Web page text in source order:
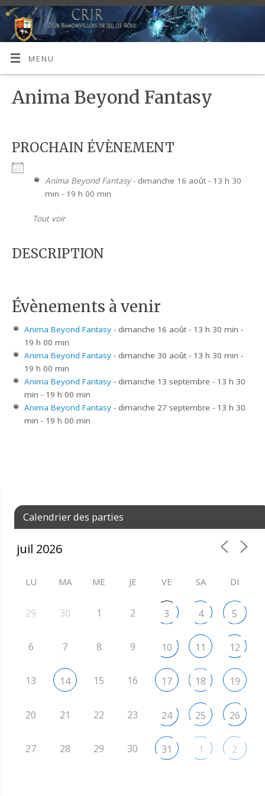
MENU
Anima Beyond Fantasy
PROCHAIN ÉVÈNEMENT
Anima Beyond Fantasy- dimanche 16 août - 13 h 30
min - 19 h 00 min
Tout voir
DESCRIPTION
Évènements à venir
Anima Beyond Fantasy- dimanche 16 août - 13 h 30 min -
19 h 00 min
Anima Beyond Fantasy- dimanche 30 août - 13 h 30 min -
19 h 00 min
Anima Beyond Fantasy- dimanche 13 septembre - 13 h 30
min - 19 h 00 min
Anima Beyond Fantasy- dimanche 27 septembre - 13 h 30
min - 19 h 00 min
Calendrier des parties
LU MA ME JE VE SA DI
29 30 1 2 3 4 5
6 7 8 9 10 11 12
13 14 15 16 17 18 19
20 21 22 23 24 25 26
27 28 29 30 31 1 2